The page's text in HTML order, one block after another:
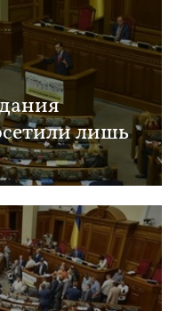
лишь